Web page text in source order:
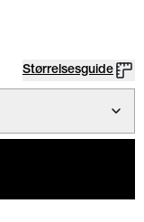
Størrelsesguide